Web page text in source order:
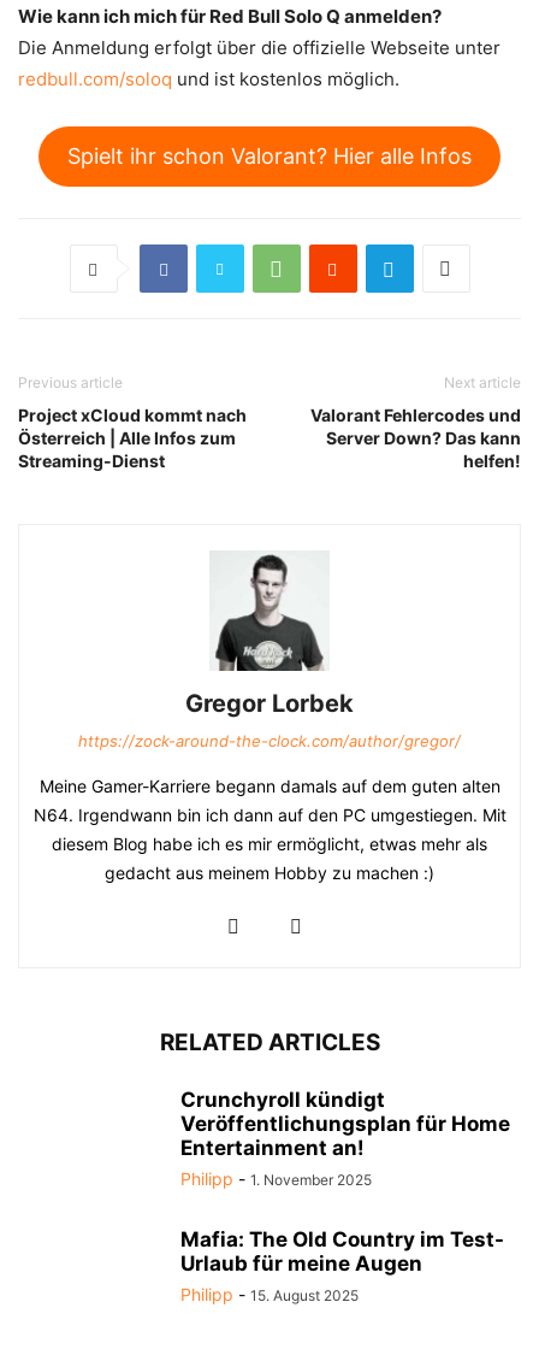
Wie kann ich mich für Red Bull Solo Q anmelden?
Die Anmeldung erfolgt über die offizielle Webseite unter
redbull.com/soloq und ist kostenlos möglich.
Spielt ihr schon Valorant? Hier alle Infos
Previous article
Project xCloud kommt nach
Österreich | Alle Infos zum
Streaming-Dienst
Next article
Valorant Fehlercodes und
Server Down? Das kann
helfen!
Gregor Lorbek
https://zock-around-the-clock.com/author/gregor/
Meine Gamer-Karriere begann damals auf dem guten alten
N64. Irgendwann bin ich dann auf den PC umgestiegen. Mit
diesem Blog habe ich es mir ermöglicht, etwas mehr als
gedacht aus meinem Hobby zu machen :)
RELATED ARTICLES
Crunchyroll kündigt
Veröffentlichungsplan für Home
Entertainment an!
Philipp - 1. November 2025
Mafia: The Old Country im Test-
Urlaub für meine Augen
Philipp - 15. August 2025